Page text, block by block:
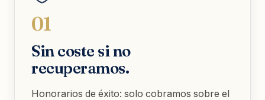
01
Sin coste si no
recuperamos.
Honorarios de éxito: solo cobramos sobre el